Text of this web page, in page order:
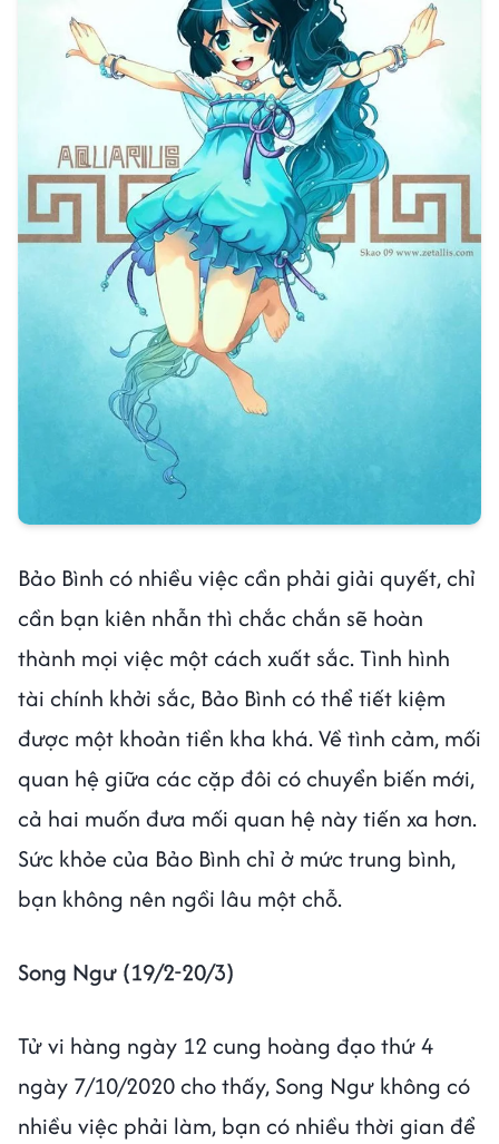
Bảo Bình có nhiều việc cần phải giải quyết, chỉ
cần bạn kiên nhẫn thì chắc chắn sẽ hoàn
thành mọi việc một cách xuất sắc. Tình hình
tài chính khởi sắc, Bảo Bình có thể tiết kiệm
được một khoản tiền kha khá. Về tình cảm, mối
quan hệ giữa các cặp đôi có chuyển biến mới,
cả hai muốn đưa mối quan hệ này tiến xa hơn.
Sức khỏe của Bảo Bình chỉ ở mức trung bình,
bạn không nên ngồi lâu một chỗ.
Song Ngư (19/2-20/3)
Tử vi hàng ngày 12 cung hoàng đạo thứ 4
ngày 7/10/2020 cho thấy, Song Ngư không có
nhiều việc phải làm, bạn có nhiều thời gian để